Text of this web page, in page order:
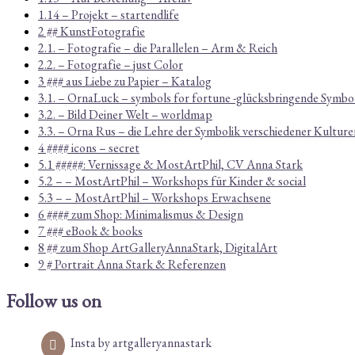
1.14 – Projekt – startendlife
2 ## KunstFotografie
2.1. – Fotografie – die Parallelen – Arm & Reich
2.2. – Fotografie – just Color
3 ### aus Liebe zu Papier – Katalog
3.1. – OrnaLuck – symbols for fortune -glücksbringende
3.2. – Bild Deiner Welt – worldmap
3.3. – Orna Rus – die Lehre der Symbolik verschiedener
4 #### icons – secret
5.1 #####: Vernissage & MostArtPhil, CV Anna Stark
5.2 – – MostArtPhil – Workshops für Kinder & social
5.3 – – MostArtPhil – Workshops Erwachsene
6 #### zum Shop: Minimalismus & Design
7 ### eBook & books
8 ## zum Shop ArtGalleryAnnaStark, DigitalArt
9 # Portrait Anna Stark & Referenzen
Follow us on
Insta by artgalleryannastark